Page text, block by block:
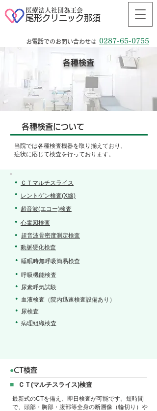
医療法人社団為王会
尾形クリニック那須
お電話でのお問い合わせは 0287-65-0755
各種検査
各種検査について
当院では各種検査機器を取り揃えており、
症状に応じて検査を行っております。
● ＣＴマルチスライス
● レントゲン検査(X線)
● 超音波(エコー)検査
● 心電図検査
● 超音波骨密度測定検査
● 動脈硬化検査
● 睡眠時無呼吸簡易検査
● 呼吸機能検査
● 尿素呼気試験
● 血液検査（院内迅速検査設備あり）
● 尿検査
● 病理組織検査
●CT検査
ＣＴ(マルチスライス)検査
■
最新式のCTを備え、即日検査が可能です。短時間
で、頭部・胸部・腹部等全身の断層像（輪切り）や